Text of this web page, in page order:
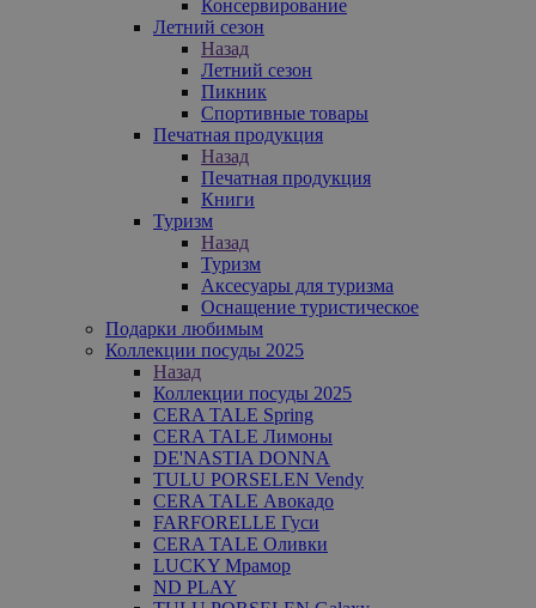
Консервирование
Летний сезон
Назад
Летний сезон
Пикник
Спортивные товары
Печатная продукция
Назад
Печатная продукция
Книги
Туризм
Назад
Туризм
Аксесуары для туризма
Оснащение туристическое
Подарки любимым
Коллекции посуды 2025
Назад
Коллекции посуды 2025
CERA TALE Spring
CERA TALE Лимоны
DE'NASTIA DONNA
TULU PORSELEN Vendy
CERA TALE Авокадо
FARFORELLE Гуси
CERA TALE Оливки
LUCKY Мрамор
ND PLAY